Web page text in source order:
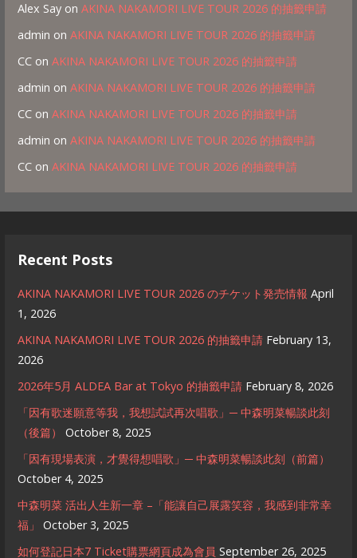
Alex Say onAKINA NAKAMORI LIVE TOUR 2026 的抽籤申請
admin onAKINA NAKAMORI LIVE TOUR 2026 的抽籤申請
CC onAKINA NAKAMORI LIVE TOUR 2026 的抽籤申請
admin onAKINA NAKAMORI LIVE TOUR 2026 的抽籤申請
CC onAKINA NAKAMORI LIVE TOUR 2026 的抽籤申請
admin onAKINA NAKAMORI LIVE TOUR 2026 的抽籤申請
CC onAKINA NAKAMORI LIVE TOUR 2026 的抽籤申請
Recent Posts
AKINA NAKAMORI LIVE TOUR 2026 のチケット発売情報 April
1, 2026
AKINA NAKAMORI LIVE TOUR 2026 的抽籤申請 February 13,
2026
2026年5月 ALDEA Bar at Tokyo 的抽籤申請 February 8, 2026
「因有歌迷願意等我，我想試試再次唱歌」─ 中森明菜暢談此刻
（後篇）
October 8, 2025
「因有現場表演，才覺得想唱歌」─ 中森明菜暢談此刻（前篇）
October 4, 2025
中森明菜 活出人生新一章 –「能讓自己展露笑容，我感到非常幸
福」
October 3, 2025
如何登記日本7 Ticket購票網頁成為會員 September 26, 2025